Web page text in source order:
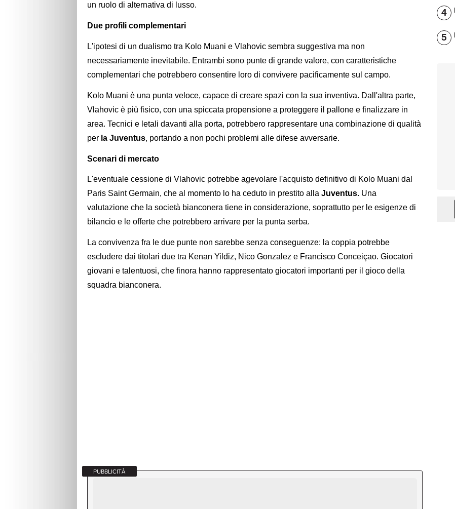
un ruolo di alternativa di lusso.
Due profili complementari
L'ipotesi di un dualismo tra Kolo Muani e Vlahovic sembra suggestiva ma non
necessariamente inevitabile. Entrambi sono punte di grande valore, con caratteristiche
complementari che potrebbero consentire loro di convivere pacificamente sul campo.
Kolo Muani è una punta veloce, capace di creare spazi con la sua inventiva. Dall'altra parte,
Vlahovic è più fisico, con una spiccata propensione a proteggere il pallone e finalizzare in
area. Tecnici e letali davanti alla porta, potrebbero rappresentare una combinazione di qualità
per la Juventus, portando a non pochi problemi alle difese avversarie.
Scenari di mercato
L'eventuale cessione di Vlahovic potrebbe agevolare l'acquisto definitivo di Kolo Muani dal
Paris Saint Germain, che al momento lo ha ceduto in prestito alla Juventus. Una
valutazione che la società bianconera tiene in considerazione, soprattutto per le esigenze di
bilancio e le offerte che potrebbero arrivare per la punta serba.
La convivenza fra le due punte non sarebbe senza conseguenze: la coppia potrebbe
escludere dai titolari due tra Kenan Yildiz, Nico Gonzalez e Francisco Conceiçao. Giocatori
giovani e talentuosi, che finora hanno rappresentato giocatori importanti per il gioco della
squadra bianconera.
PUBBLICITÀ
4
5